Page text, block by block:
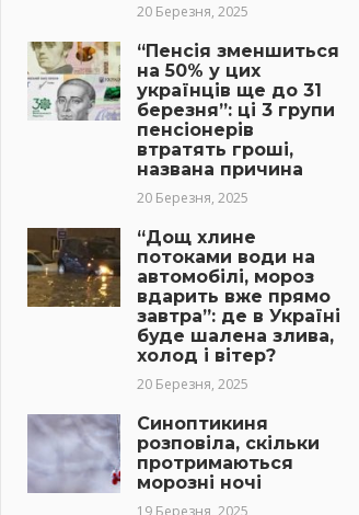
20 Березня, 2025
“Пенсія зменшиться
на 50% у цих
українців ще до 31
березня”: ці 3 групи
пенсіонерів
втратять гроші,
названа причина
20 Березня, 2025
“Дощ хлине
потоками води на
автомобілі, мороз
вдарить вже прямо
завтра”: де в Україні
буде шалена злива,
холод і вітер?
20 Березня, 2025
Синоптикиня
розповіла, скільки
протримаються
морозні ночі
19 Березня, 2025